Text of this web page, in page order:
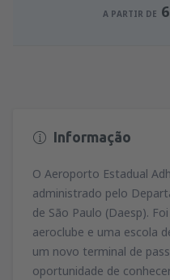
A PARTIR DE
Informação
O Aeroporto Estadual
administrado pelo
de São Paulo (Daesp).
aeroclube e uma escola
um novo terminal de
oportunidade de